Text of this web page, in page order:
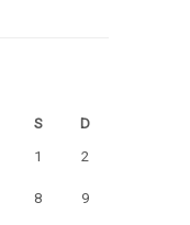
S
D
1
2
8 9